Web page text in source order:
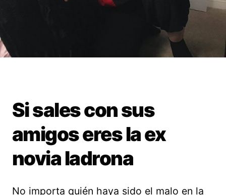
Si sales con sus
amigos eres la ex
novia ladrona
No importa quién haya sido el malo en la